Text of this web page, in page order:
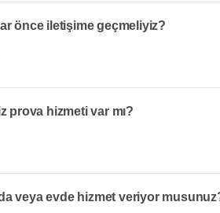
önce iletişime geçmeliyiz?
prova hizmeti var mı?
veya evde hizmet veriyor